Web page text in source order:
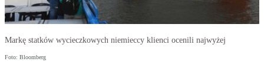
Markę statków wycieczkowych niemieccy klienci ocenili najwyżej
Foto: Bloomberg